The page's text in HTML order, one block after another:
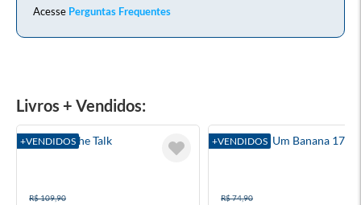
Acesse Perguntas Frequentes
Livros + Vendidos:
+VENDIDOS
Walking The Talk
R$ 109,90
+VENDIDOS
Diário De Um Banana 17
R$ 74,90